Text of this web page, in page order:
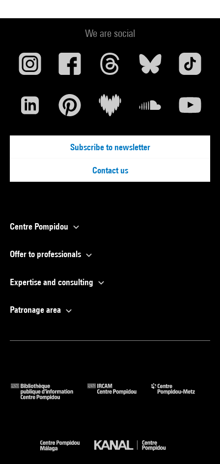
We are social
Subscribe to newsletter
Contact us
Centre Pompidou
Offer to professionals
Expertise and consulting
Patronage area